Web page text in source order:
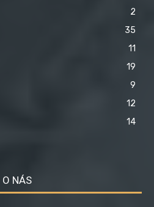
2
35
11
19
9
12
14
O NÁS